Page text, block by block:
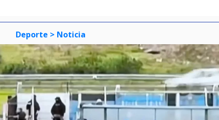
Deporte > Noticia